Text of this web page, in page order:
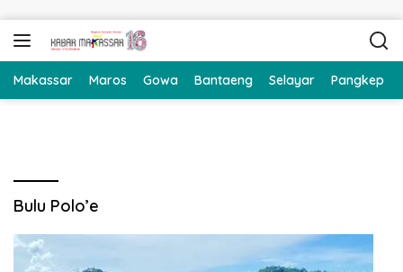
Makassar Maros Gowa Bantaeng Selayar Pangkep
Bulu Polo’e